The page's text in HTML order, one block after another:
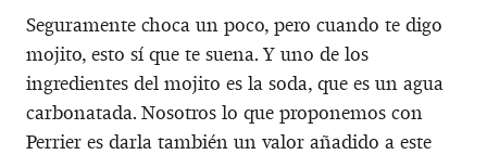
Seguramente choca un poco, pero cuando te digo
mojito, esto sí que te suena. Y uno de los
ingredientes del mojito es la soda, que es un agua
carbonatada. Nosotros lo que proponemos con
Perrier es darla también un valor añadido a este